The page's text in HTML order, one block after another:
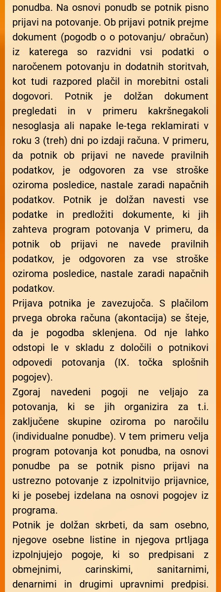
ponudba. Na osnovi ponudb se potnik pisno
prijavi na potovanje. Ob prijavi potnik prejme
dokument (pogodb o o potovanju/ obračun)
iz katerega so razvidni vsi podatki o
naročenem potovanju in dodatnih storitvah,
kot tudi razpored plačil in morebitni ostali
dogovori. Potnik je dolžan dokument
pregledati in v primeru kakršnegakoli
nesoglasja ali napake le-tega reklamirati v
roku 3 (treh) dni po izdaji računa. V primeru,
da potnik ob prijavi ne navede pravilnih
podatkov, je odgovoren za vse stroške
oziroma posledice, nastale zaradi napačnih
podatkov. Potnik je dolžan navesti vse
podatke in predložiti dokumente, ki jih
zahteva program potovanja V primeru, da
potnik ob prijavi ne navede pravilnih
podatkov, je odgovoren za vse stroške
oziroma posledice, nastale zaradi napačnih
podatkov.
Prijava potnika je zavezujoča. S plačilom
prvega obroka računa (akontacija) se šteje,
da je pogodba sklenjena. Od nje lahko
odstopi le v skladu z določili o potnikovi
odpovedi potovanja (IX. točka splošnih
pogojev).
Zgoraj navedeni pogoji ne veljajo za
potovanja, ki se jih organizira za t.i.
zaključene skupine oziroma po naročilu
(individualne ponudbe). V tem primeru velja
program potovanja kot ponudba, na osnovi
ponudbe pa se potnik pisno prijavi na
ustrezno potovanje z izpolnitvijo prijavnice,
ki je posebej izdelana na osnovi pogojev iz
programa.
Potnik je dolžan skrbeti, da sam osebno,
njegove osebne listine in njegova prtljaga
izpolnjujejo pogoje, ki so predpisani z
obmejnimi, carinskimi, sanitarnimi,
denarnimi in drugimi upravnimi predpisi.